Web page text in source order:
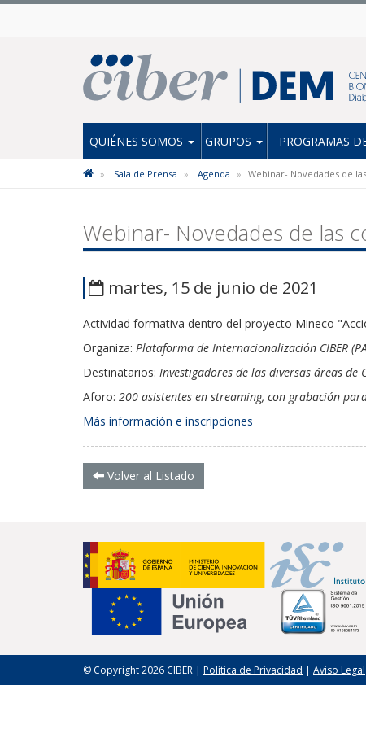
QUIÉNES SOMOS GRUPOS PROGRAMAS
Sala de Prensa Agenda Webinar- Novedades de
Webinar- Novedades de las
martes, 15 de junio de 2021
Actividad formativa dentro del proyecto Mineco
Organiza: Plataforma de Internacionalización CIBER
Destinatarios: Investigadores de las diversas áreas de
Aforo: 200 asistentes en streaming, con grabación
Más información e inscripciones
Volver al Listado
© Copyright 2026 CIBER | Política de Privacidad | Aviso Legal